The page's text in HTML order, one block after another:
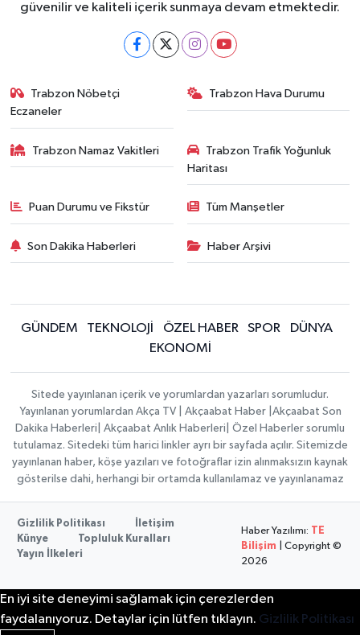
güvenilir ve kaliteli içerik sunmaya devam etmektedir.
Trabzon Nöbetçi
Eczaneler
Trabzon Hava Durumu
Trabzon Namaz Vakitleri
Trabzon Trafik Yoğunluk
Haritası
Puan Durumu ve Fikstür Tüm Manşetler
Son Dakika Haberleri Haber Arşivi
GÜNDEM TEKNOLOJİ ÖZEL HABER SPOR
DÜNYA
EKONOMİ
Sitede yayınlanan içerik ve yorumlardan yazarları sorumludur.
Yayınlanan yorumlardan Akça TV | Akçaabat Haber |Akçaabat Son
Dakika Haberleri| Akçaabat Anlık Haberleri| Özel Haberler sorumlu
tutulamaz. Sitedeki tüm harici linkler ayrı bir sayfada açılır. Sitemizde
yayınlanan haber, köşe yazıları ve fotoğraflar izin alınmaksızın kaynak
gösterilse dahi, herhangi bir ortamda kullanılamaz ve yayınlanamaz
Gizlilik Politikası
İletişim
Künye
Topluluk Kuralları
Yayın İlkeleri
Haber Yazılımı: TE
Bilişim | Copyright ©
2026
En iyi site deneyimi sağlamak için çerezlerden
faydalanıyoruz. Detaylar için lütfen tıklayın. Gizlilik Politikası